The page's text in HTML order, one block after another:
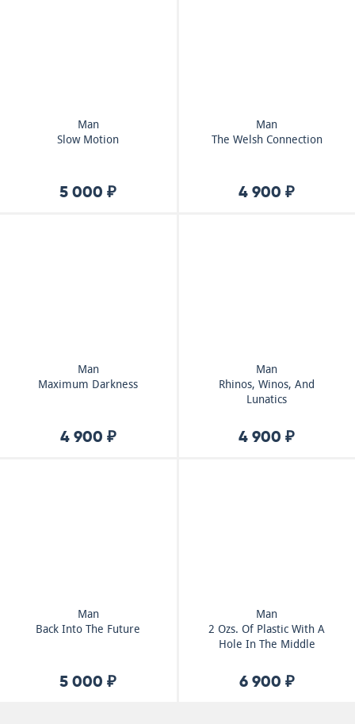
Man
Slow Motion
5 000 ₽
Man
The Welsh Connection
4 900 ₽
Man
Maximum Darkness
4 900 ₽
Man
Rhinos, Winos, And
Lunatics
4 900 ₽
Man
Back Into The Future
5 000 ₽
Man
2 Ozs. Of Plastic With A
Hole In The Middle
6 900 ₽